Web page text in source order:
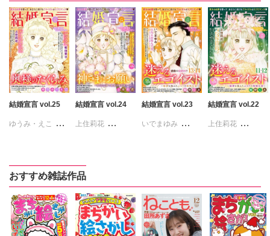
結婚宣言 vol.25
ゆうみ・えこ
結婚宣言 vol.24
上住莉花
結婚宣言 vol.23
いでまゆみ
結婚宣言 vol.22
上住莉花
おすすめ雑誌作品